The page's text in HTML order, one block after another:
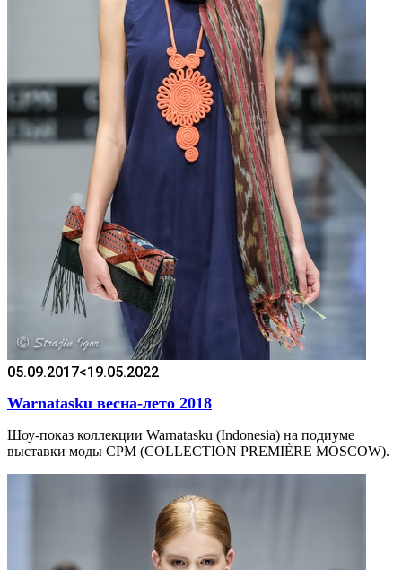
05.09.2017<19.05.2022
Warnatasku весна-лето 2018
Шоу-показ коллекции Warnatasku (Indonesia) на подиуме
выставки моды CPM (COLLECTION PREMIÈRE MOSCOW).